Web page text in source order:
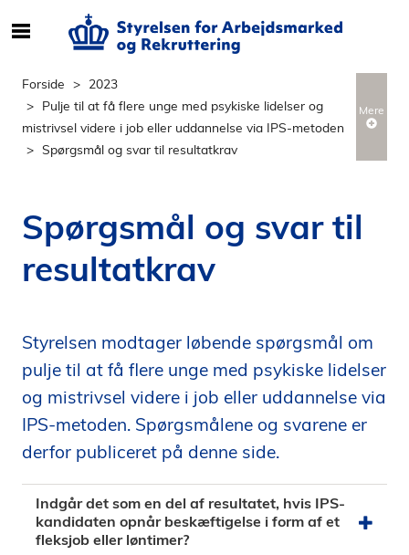
e
f
t
n
d
h
d
p
å
s
i
d
Forside
2023
Pulje til at få flere unge med psykiske lidelser og
mistrivsel videre i job eller uddannelse via IPS-metoden
Spørgsmål og svar til resultatkrav
Spørgsmål og svar til
resultatkrav
Styrelsen modtager løbende spørgsmål om
pulje til at få flere unge med psykiske lidelser
og mistrivsel videre i job eller uddannelse via
IPS-metoden. Spørgsmålene og svarene er
derfor publiceret på denne side.
Indgår det som en del af resultatet, hvis IPS-
kandidaten opnår beskæftigelse i form af et
fleksjob eller løntimer?